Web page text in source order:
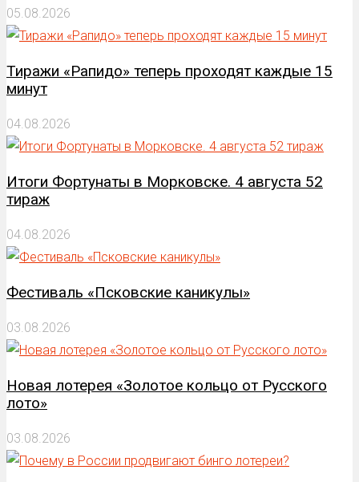
05.08.2026
Тиражи «Рапидо» теперь проходят каждые 15
минут
04.08.2026
Итоги Фортунаты в Морковске. 4 августа 52
тираж
04.08.2026
Фестиваль «Псковские каникулы»
03.08.2026
Новая лотерея «Золотое кольцо от Русского
лото»
03.08.2026